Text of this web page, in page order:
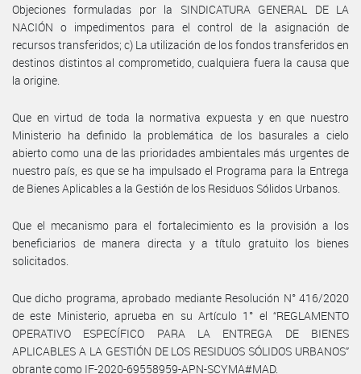
Objeciones formuladas por la SINDICATURA GENERAL DE LA
NACIÓN o impedimentos para el control de la asignación de
recursos transferidos; c) La utilización de los fondos transferidos en
destinos distintos al comprometido, cualquiera fuera la causa que
la origine.
Que en virtud de toda la normativa expuesta y en que nuestro
Ministerio ha definido la problemática de los basurales a cielo
abierto como una de las prioridades ambientales más urgentes de
nuestro país, es que se ha impulsado el Programa para la Entrega
de Bienes Aplicables a la Gestión de los Residuos Sólidos Urbanos.
Que el mecanismo para el fortalecimiento es la provisión a los
beneficiarios de manera directa y a título gratuito los bienes
solicitados.
Que dicho programa, aprobado mediante Resolución N° 416/2020
de este Ministerio, aprueba en su Artículo 1° el “REGLAMENTO
OPERATIVO ESPECÍFICO PARA LA ENTREGA DE BIENES
APLICABLES A LA GESTIÓN DE LOS RESIDUOS SÓLIDOS URBANOS”
obrante como IF-2020-69558959-APN-SCYMA#MAD.